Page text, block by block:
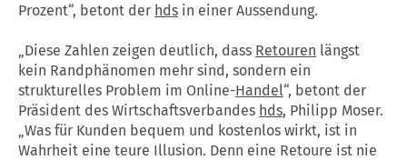
Prozent“, betont der hds in einer Aussendung.
„Diese Zahlen zeigen deutlich, dass Retouren längst
kein Randphänomen mehr sind, sondern ein
strukturelles Problem im Online-Handel“, betont der
Präsident des Wirtschaftsverbandes hds, Philipp Moser.
„Was für Kunden bequem und kostenlos wirkt, ist in
Wahrheit eine teure Illusion. Denn eine Retoure ist nie